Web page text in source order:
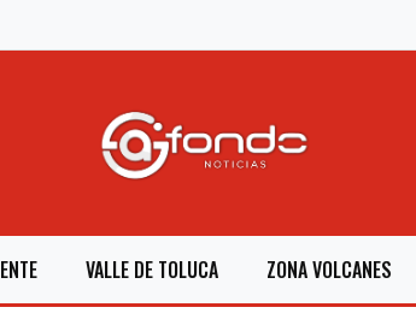
VALLE DE TOLUCA ZONA VOLCANES